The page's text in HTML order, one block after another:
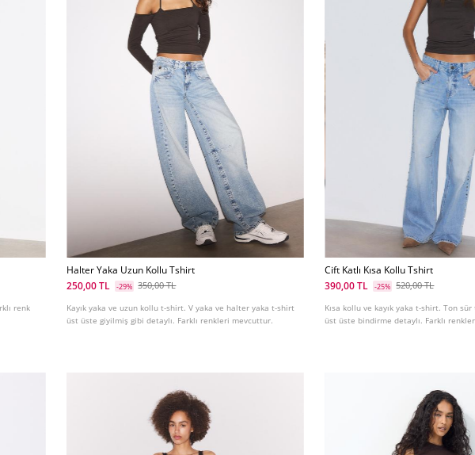
renk
Halter Yaka Uzun Kollu Tshirt
250,00 TL
-29% 350,00 TL
Kayık yaka ve uzun kollu t-shirt. V yaka ve halter yaka t-shirt
üst üste giyilmiş gibi detaylı. Farklı renkleri mevcuttur.
Cift Katlı Kısa Kollu Tshirt
390,00 TL
-25% 520,00 TL
Kısa kollu ve kayık yaka t-shirt. Ton
üst üste bindirme detaylı. Farklı